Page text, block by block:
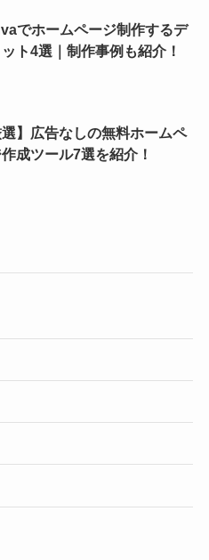
でホームページ制作するデ
ット4選｜制作事例も紹介！
選】広告なしの無料ホームペ
成ツール7選を紹介！